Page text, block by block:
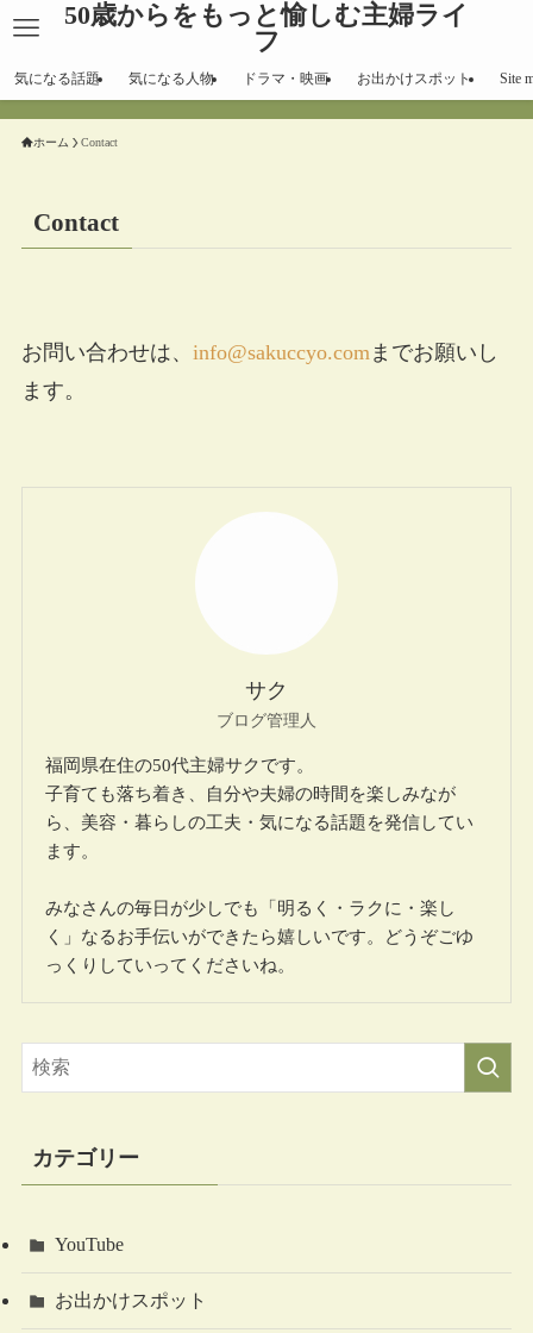
50歳からをもっと愉しむ主婦ライ
フ
気になる話題 気になる人物 ドラマ・映画 お出かけスポット Site
ホーム Contact
Contact
お問い合わせは、 info@sakuccyo.comまでお願いし
ます。
サク
ブログ管理人
福岡県在住の50代主婦サクです。
子育ても落ち着き、自分や夫婦の時間を楽しみなが
ら、美容・暮らしの工夫・気になる話題を発信してい
ます。
みなさんの毎日が少しでも「明るく・ラクに・楽し
く」なるお手伝いができたら嬉しいです。どうぞごゆ
っくりしていってくださいね。
カテゴリー
YouTube
お出かけスポット